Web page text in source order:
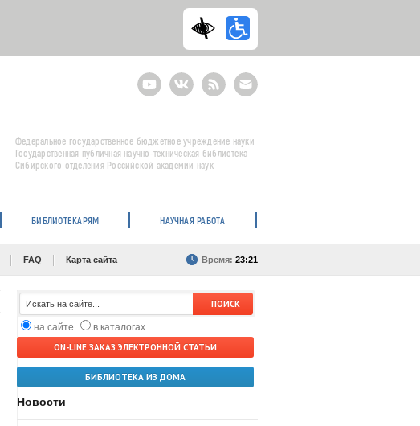
YoutubeВКонтактеRSS
E-
mail
подписка
Федеральное государственное бюджетное учреждение науки
Государственная публичная научно-техническая библиотека
Сибирского отделения Российской академии наук
БИБЛИОТЕКАРЯМ НАУЧНАЯ РАБОТА
FAQ Карта сайта Время: 23:21
на сайте
в каталогах
ON-LINE ЗАКАЗ ЭЛЕКТРОННОЙ СТАТЬИ
БИБЛИОТЕКА ИЗ ДОМА
Новости